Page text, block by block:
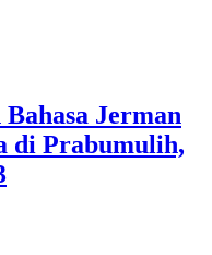
Jerman
di Prabumulih,